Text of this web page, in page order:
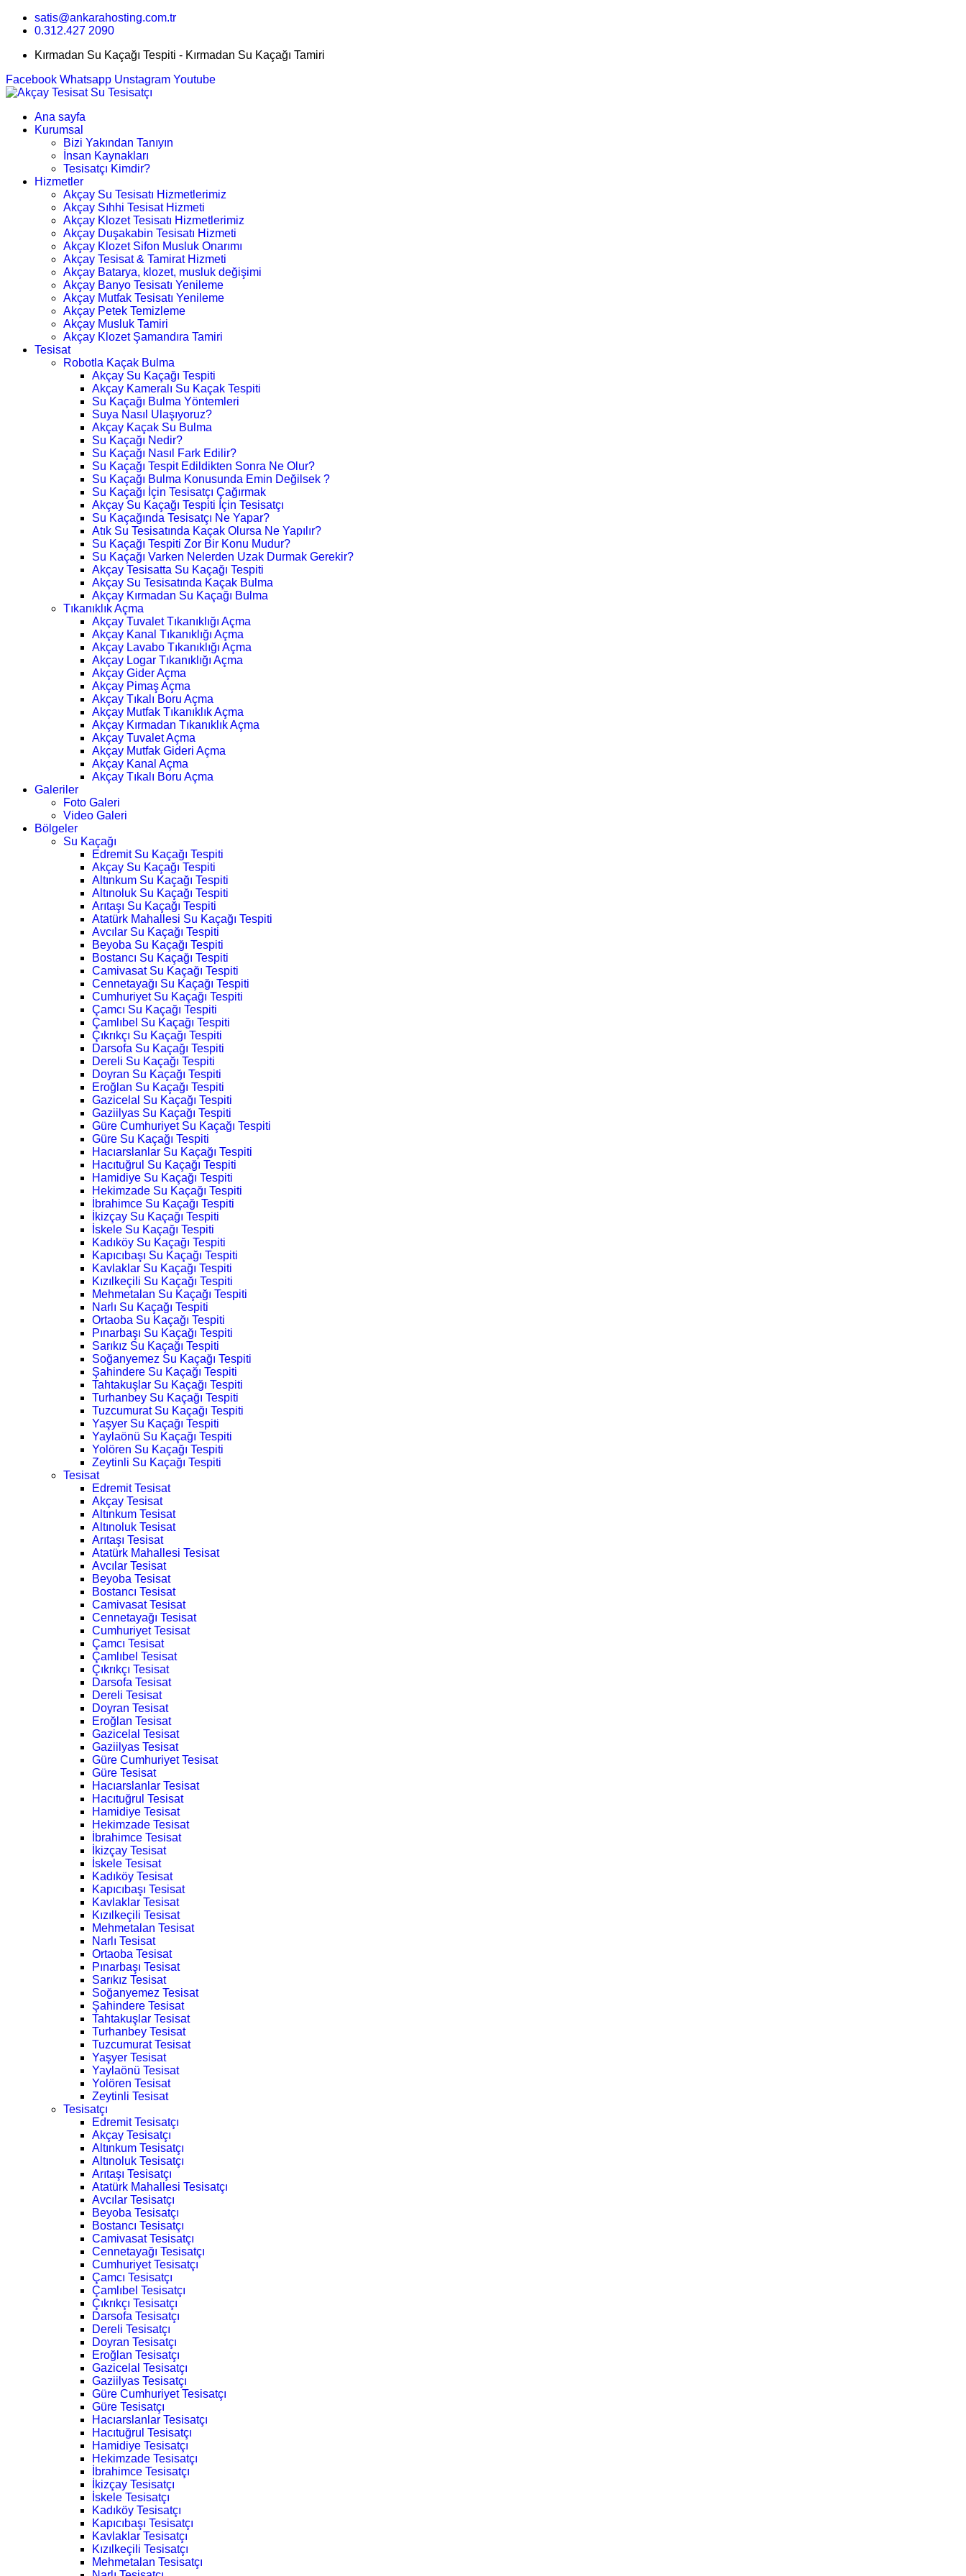
satis@ankarahosting.com.tr
0.312.427 2090
Kırmadan Su Kaçağı Tespiti - Kırmadan Su Kaçağı Tamiri
Facebook Whatsapp Unstagram Youtube
Ana sayfa
Kurumsal
Bizi Yakından Tanıyın
İnsan Kaynakları
Tesisatçı Kimdir?
Hizmetler
Akçay Su Tesisatı Hizmetlerimiz
Akçay Sıhhi Tesisat Hizmeti
Akçay Klozet Tesisatı Hizmetlerimiz
Akçay Duşakabin Tesisatı Hizmeti
Akçay Klozet Sifon Musluk Onarımı
Akçay Tesisat & Tamirat Hizmeti
Akçay Batarya, klozet, musluk değişimi
Akçay Banyo Tesisatı Yenileme
Akçay Mutfak Tesisatı Yenileme
Akçay Petek Temizleme
Akçay Musluk Tamiri
Akçay Klozet Şamandıra Tamiri
Tesisat
Robotla Kaçak Bulma
Akçay Su Kaçağı Tespiti
Akçay Kameralı Su Kaçak Tespiti
Su Kaçağı Bulma Yöntemleri
Suya Nasıl Ulaşıyoruz?
Akçay Kaçak Su Bulma
Su Kaçağı Nedir?
Su Kaçağı Nasıl Fark Edilir?
Su Kaçağı Tespit Edildikten Sonra Ne Olur?
Su Kaçağı Bulma Konusunda Emin Değilsek ?
Su Kaçağı İçin Tesisatçı Çağırmak
Akçay Su Kaçağı Tespiti İçin Tesisatçı
Su Kaçağında Tesisatçı Ne Yapar?
Atık Su Tesisatında Kaçak Olursa Ne Yapılır?
Su Kaçağı Tespiti Zor Bir Konu Mudur?
Su Kaçağı Varken Nelerden Uzak Durmak Gerekir?
Akçay Tesisatta Su Kaçağı Tespiti
Akçay Su Tesisatında Kaçak Bulma
Akçay Kırmadan Su Kaçağı Bulma
Tıkanıklık Açma
Akçay Tuvalet Tıkanıklığı Açma
Akçay Kanal Tıkanıklığı Açma
Akçay Lavabo Tıkanıklığı Açma
Akçay Logar Tıkanıklığı Açma
Akçay Gider Açma
Akçay Pimaş Açma
Akçay Tıkalı Boru Açma
Akçay Mutfak Tıkanıklık Açma
Akçay Kırmadan Tıkanıklık Açma
Akçay Tuvalet Açma
Akçay Mutfak Gideri Açma
Akçay Kanal Açma
Akçay Tıkalı Boru Açma
Galeriler
Foto Galeri
Video Galeri
Bölgeler
Su Kaçağı
Edremit Su Kaçağı Tespiti
Akçay Su Kaçağı Tespiti
Altınkum Su Kaçağı Tespiti
Altınoluk Su Kaçağı Tespiti
Arıtaşı Su Kaçağı Tespiti
Atatürk Mahallesi Su Kaçağı Tespiti
Avcılar Su Kaçağı Tespiti
Beyoba Su Kaçağı Tespiti
Bostancı Su Kaçağı Tespiti
Camivasat Su Kaçağı Tespiti
Cennetayağı Su Kaçağı Tespiti
Cumhuriyet Su Kaçağı Tespiti
Çamcı Su Kaçağı Tespiti
Çamlıbel Su Kaçağı Tespiti
Çıkrıkçı Su Kaçağı Tespiti
Darsofa Su Kaçağı Tespiti
Dereli Su Kaçağı Tespiti
Doyran Su Kaçağı Tespiti
Eroğlan Su Kaçağı Tespiti
Gazicelal Su Kaçağı Tespiti
Gaziilyas Su Kaçağı Tespiti
Güre Cumhuriyet Su Kaçağı Tespiti
Güre Su Kaçağı Tespiti
Hacıarslanlar Su Kaçağı Tespiti
Hacıtuğrul Su Kaçağı Tespiti
Hamidiye Su Kaçağı Tespiti
Hekimzade Su Kaçağı Tespiti
İbrahimce Su Kaçağı Tespiti
İkizçay Su Kaçağı Tespiti
İskele Su Kaçağı Tespiti
Kadıköy Su Kaçağı Tespiti
Kapıcıbaşı Su Kaçağı Tespiti
Kavlaklar Su Kaçağı Tespiti
Kızılkeçili Su Kaçağı Tespiti
Mehmetalan Su Kaçağı Tespiti
Narlı Su Kaçağı Tespiti
Ortaoba Su Kaçağı Tespiti
Pınarbaşı Su Kaçağı Tespiti
Sarıkız Su Kaçağı Tespiti
Soğanyemez Su Kaçağı Tespiti
Şahindere Su Kaçağı Tespiti
Tahtakuşlar Su Kaçağı Tespiti
Turhanbey Su Kaçağı Tespiti
Tuzcumurat Su Kaçağı Tespiti
Yaşyer Su Kaçağı Tespiti
Yaylaönü Su Kaçağı Tespiti
Yolören Su Kaçağı Tespiti
Zeytinli Su Kaçağı Tespiti
Tesisat
Edremit Tesisat
Akçay Tesisat
Altınkum Tesisat
Altınoluk Tesisat
Arıtaşı Tesisat
Atatürk Mahallesi Tesisat
Avcılar Tesisat
Beyoba Tesisat
Bostancı Tesisat
Camivasat Tesisat
Cennetayağı Tesisat
Cumhuriyet Tesisat
Çamcı Tesisat
Çamlıbel Tesisat
Çıkrıkçı Tesisat
Darsofa Tesisat
Dereli Tesisat
Doyran Tesisat
Eroğlan Tesisat
Gazicelal Tesisat
Gaziilyas Tesisat
Güre Cumhuriyet Tesisat
Güre Tesisat
Hacıarslanlar Tesisat
Hacıtuğrul Tesisat
Hamidiye Tesisat
Hekimzade Tesisat
İbrahimce Tesisat
İkizçay Tesisat
İskele Tesisat
Kadıköy Tesisat
Kapıcıbaşı Tesisat
Kavlaklar Tesisat
Kızılkeçili Tesisat
Mehmetalan Tesisat
Narlı Tesisat
Ortaoba Tesisat
Pınarbaşı Tesisat
Sarıkız Tesisat
Soğanyemez Tesisat
Şahindere Tesisat
Tahtakuşlar Tesisat
Turhanbey Tesisat
Tuzcumurat Tesisat
Yaşyer Tesisat
Yaylaönü Tesisat
Yolören Tesisat
Zeytinli Tesisat
Tesisatçı
Edremit Tesisatçı
Akçay Tesisatçı
Altınkum Tesisatçı
Altınoluk Tesisatçı
Arıtaşı Tesisatçı
Atatürk Mahallesi Tesisatçı
Avcılar Tesisatçı
Beyoba Tesisatçı
Bostancı Tesisatçı
Camivasat Tesisatçı
Cennetayağı Tesisatçı
Cumhuriyet Tesisatçı
Çamcı Tesisatçı
Çamlıbel Tesisatçı
Çıkrıkçı Tesisatçı
Darsofa Tesisatçı
Dereli Tesisatçı
Doyran Tesisatçı
Eroğlan Tesisatçı
Gazicelal Tesisatçı
Gaziilyas Tesisatçı
Güre Cumhuriyet Tesisatçı
Güre Tesisatçı
Hacıarslanlar Tesisatçı
Hacıtuğrul Tesisatçı
Hamidiye Tesisatçı
Hekimzade Tesisatçı
İbrahimce Tesisatçı
İkizçay Tesisatçı
İskele Tesisatçı
Kadıköy Tesisatçı
Kapıcıbaşı Tesisatçı
Kavlaklar Tesisatçı
Kızılkeçili Tesisatçı
Mehmetalan Tesisatçı